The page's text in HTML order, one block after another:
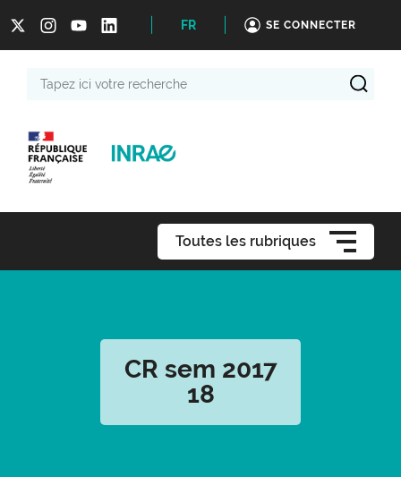
FR SE CONNECTER
Toutes les rubriques
CR sem 2017
18